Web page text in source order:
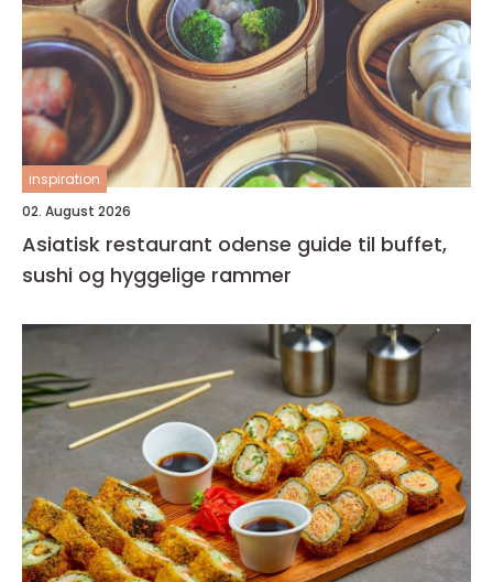
inspiration
02. August 2026
Asiatisk restaurant odense guide til buffet,
sushi og hyggelige rammer